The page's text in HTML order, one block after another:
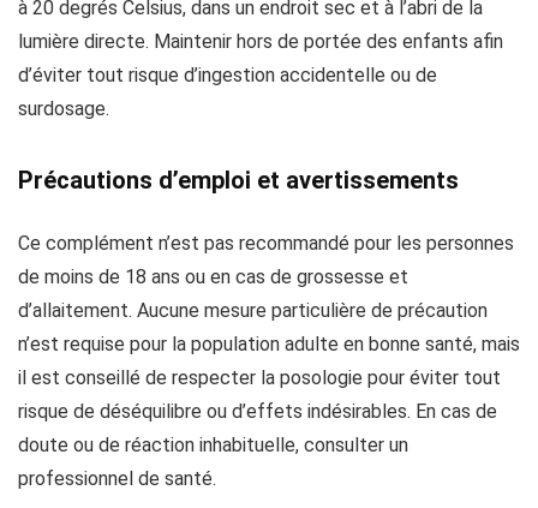
à 20 degrés Celsius, dans un endroit sec et à l’abri de la
lumière directe. Maintenir hors de portée des enfants afin
d’éviter tout risque d’ingestion accidentelle ou de
surdosage.
Précautions d’emploi et avertissements
Ce complément n’est pas recommandé pour les personnes
de moins de 18 ans ou en cas de grossesse et
d’allaitement. Aucune mesure particulière de précaution
n’est requise pour la population adulte en bonne santé, mais
il est conseillé de respecter la posologie pour éviter tout
risque de déséquilibre ou d’effets indésirables. En cas de
doute ou de réaction inhabituelle, consulter un
professionnel de santé.